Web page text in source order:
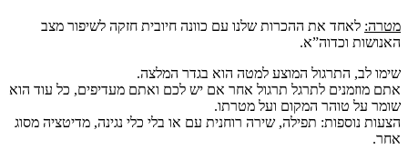
מטרה: לאחד את ההכרות שלנו עם כוונה חיובית חזקה לשיפור מצב
האנושות וכדוה”א.
שימו לב, התרגול המוצע למטה הוא בגדר המלצה.
אתם מוזמנים לתרגל תרגול אחר אם יש לכם ואתם מעדיפים, כל עוד הוא
שומר על טוהר המקום ועל מטרתו.
הצעות נוספות: תפילה, שירה רוחנית עם או בלי כלי נגינה, מדיטציה מסוג
אחר.